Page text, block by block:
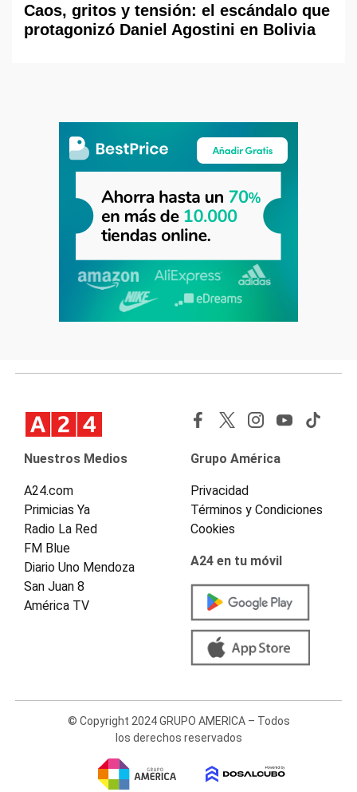
Caos, gritos y tensión: el escándalo que
protagonizó Daniel Agostini en Bolivia
Nuestros Medios
A24.com
Primicias Ya
Radio La Red
FM Blue
Diario Uno Mendoza
San Juan 8
América TV
Grupo América
Privacidad
Términos y Condiciones
Cookies
A24 en tu móvil
© Copyright 2024 GRUPO AMERICA – Todos
los derechos reservados